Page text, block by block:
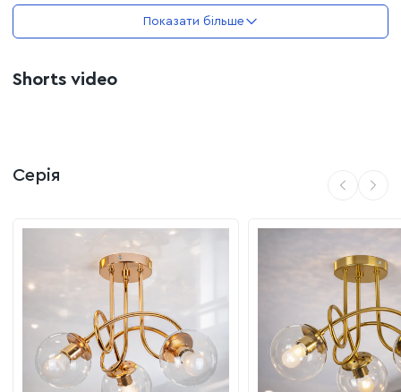
приглушує яскравість ламп, усуваючи засліплюючий
Практичний цоколь:Стандартний патрон Е27
дозволяє легко замінювати лампи та обирати їхню
потужність
Якісне покриття:
механічних впливів та довго зберігає свій первісний
вигляд
Показати більше
Shorts video
Серія